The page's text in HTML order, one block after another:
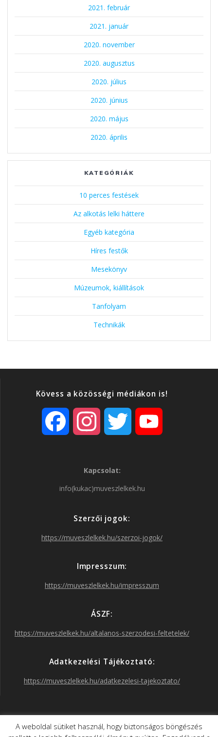
2021. február
2021. január
2020. november
2020. augusztus
2020. július
2020. június
2020. május
2020. április
KATEGÓRIÁK
10 perces festések
Az alkotás lelki háttere
Egyéb kategória
Híres festők
Mesekönyv
Múzeumok, kiállítások
Tanfolyam
Technikák
Kövess a közösségi médiákon is!
o
s
r
a
m
r
Kapcsolat:
info(kukac)muveszlelkek.hu
Szerzői jogok:
https://muveszlelkek.hu/szerzoi-jogok/
Impresszum:
https://muveszlelkek.hu/impresszum
ÁSZF:
https://muveszlelkek.hu/altalanos-szerzodesi-feltetelek/
Adatkezelési Tájékoztató:
https://muveszlelkek.hu/adatkezelesi-tajekoztato/
Művészlelkek
A weboldal sütiket használ, hogy biztonságos böngészés